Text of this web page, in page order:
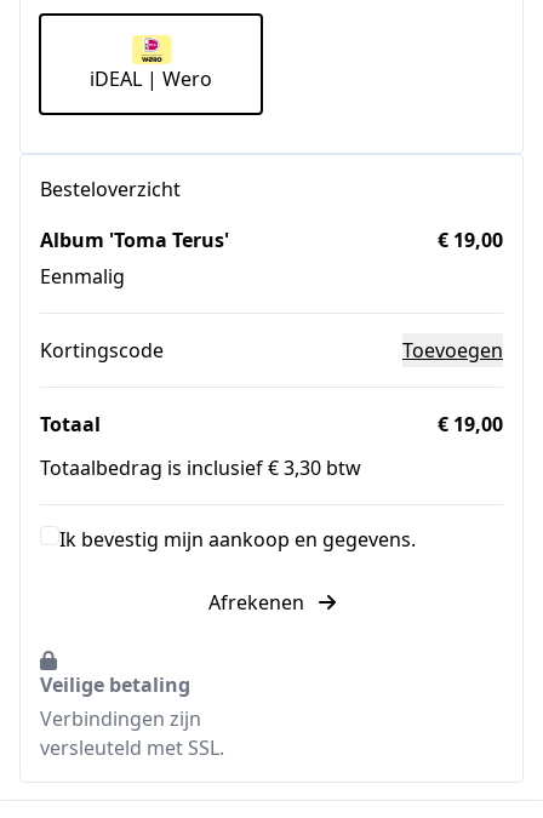
iDEAL | Wero
Besteloverzicht
Album 'Toma Terus'
Eenmalig
€ 19,00
Kortingscode Toevoegen
Totaal
€ 19,00
Totaalbedrag is inclusief € 3,30 btw
Ik bevestig mijn aankoop en gegevens.
Afrekenen
Veilige betaling
Verbindingen zijn
versleuteld met SSL.